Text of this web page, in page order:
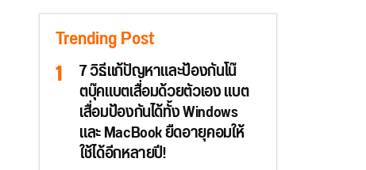
Trending Post
7 วิธีแก้ปัญหาและป้องกันโน๊
ตบุ๊คแบตเสื่อมด้วยตัวเอง แบต
เสื่อมป้องกันได้ทั้ง Windows
และ MacBook ยืดอายุคอมให้
ใช้ได้อีกหลายปี!